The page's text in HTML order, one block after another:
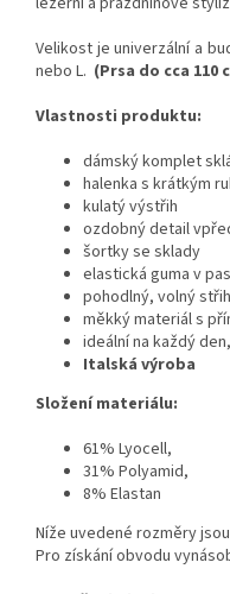
Velikost je univerzální a
nebo L. (Prsa do cca 110
Vlastnosti produktu:
dámský komplet
halenka s krátkým
kulatý výstřih
ozdobný detail
šortky se sklady
elastická guma v
pohodlný, volný střih
měkký materiál s
ideální na každý
Italská výroba
Složení materiálu:
61% Lyocell,
31% Polyamid,
8% Elastan
Níže uvedené rozměry
Pro získání obvodu